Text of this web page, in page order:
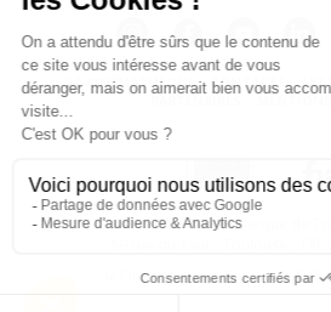
LA CINÉMATHÈQUE · CONTACTS ·
PARTENAIRES ·
La Cinémathèque de
La Cinémathèque de Toulouse © 2015.